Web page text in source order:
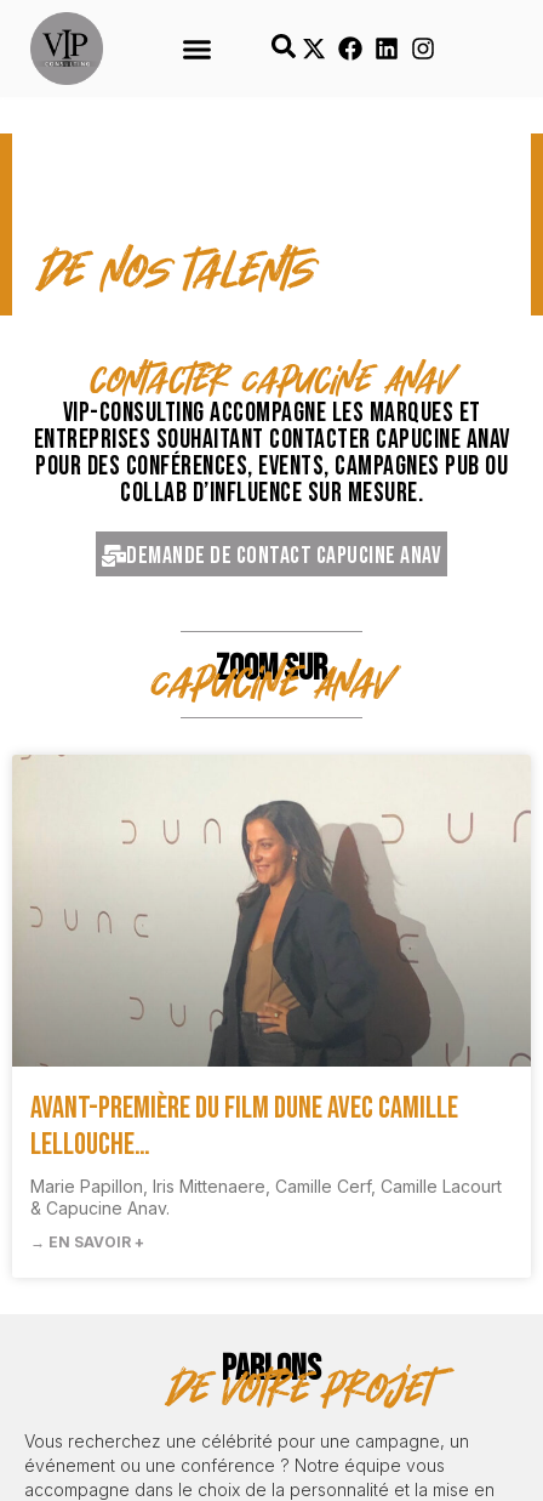
CONTACT & TEMPS FORTS
de nos talents
contacter Capucine Anav
VIP-Consulting accompagne les marques et
entreprises souhaitant contacter Capucine Anav
pour des conférences, events, campagnes pub ou
collab d’influence sur mesure.
Demande de contact Capucine Anav
ZOOM SUR
Capucine Anav
Avant-première du film DUNE avec Camille
Lellouche…
Marie Papillon, Iris Mittenaere, Camille Cerf, Camille Lacourt
& Capucine Anav.
→ EN SAVOIR +
PARLONS
de votre projet
Vous recherchez une célébrité pour une campagne, un
événement ou une conférence ? Notre équipe vous
accompagne dans le choix de la personnalité et la mise en